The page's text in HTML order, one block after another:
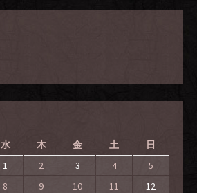
水 木 金 土 日
1 2 3 4
5
8 9 10 11
12